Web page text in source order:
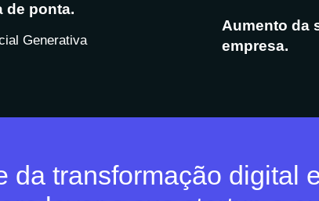
de ponta.
Generativa
Aumento da
empresa.
da transformação digital